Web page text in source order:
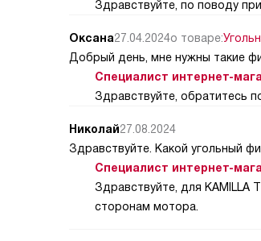
Здравствуйте, по поводу
Оксана27.04.2024о товаре:
Добрый день, мне нужны такие
Специалист интернет-
Здравствуйте, обратитесь
Николай27.08.2024
Здравствуйте. Какой угольный
Специалист интернет-
Здравствуйте, для KAMILLA
сторонам мотора.